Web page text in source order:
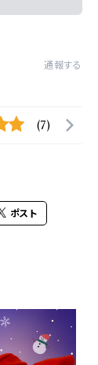
通報する
(7)
ポスト